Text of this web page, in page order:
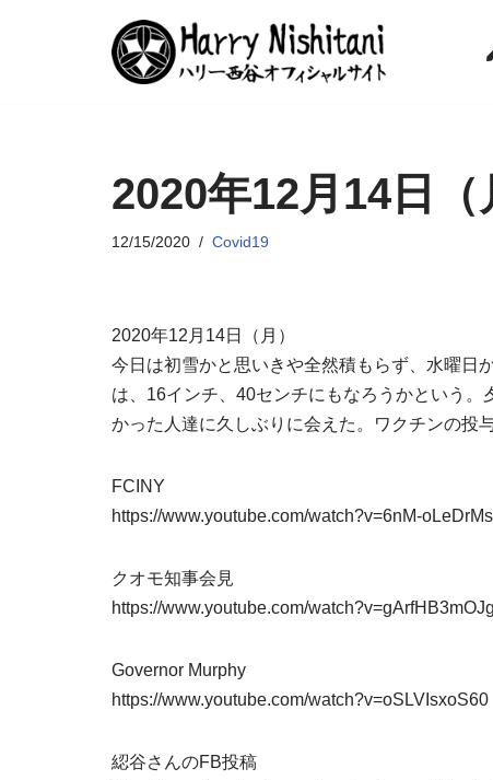
2020年12月14日
12/15/2020 Covid19
2020年12月14日（月）
今日は初雪かと思いきや全然積もらず、水曜日
は、16インチ、40センチにもなろうかという
かった人達に久しぶりに会えた。ワクチンの投
FCINY
https://www.youtube.com/watch?v=6nM-
クオモ知事会見
https://www.youtube.com/
Governor Murphy
https://www.youtube.com/watch?v=oSLVIsxoS60
綛谷さんのFB投稿